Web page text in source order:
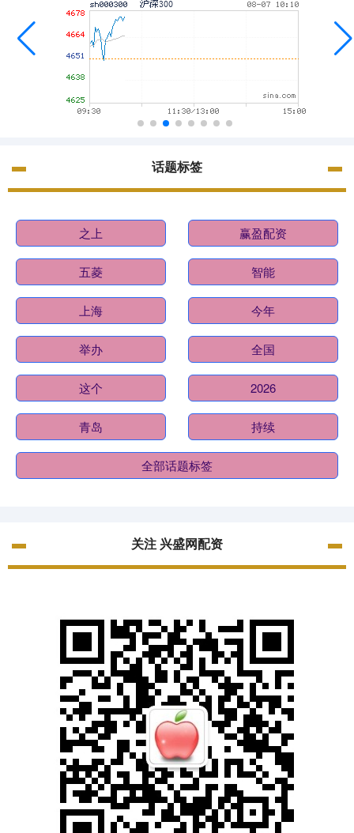
话题标签
之上 赢盈配资
五菱 智能
上海 今年
举办 全国
这个 2026
青岛 持续
全部话题标签
关注 兴盛网配资